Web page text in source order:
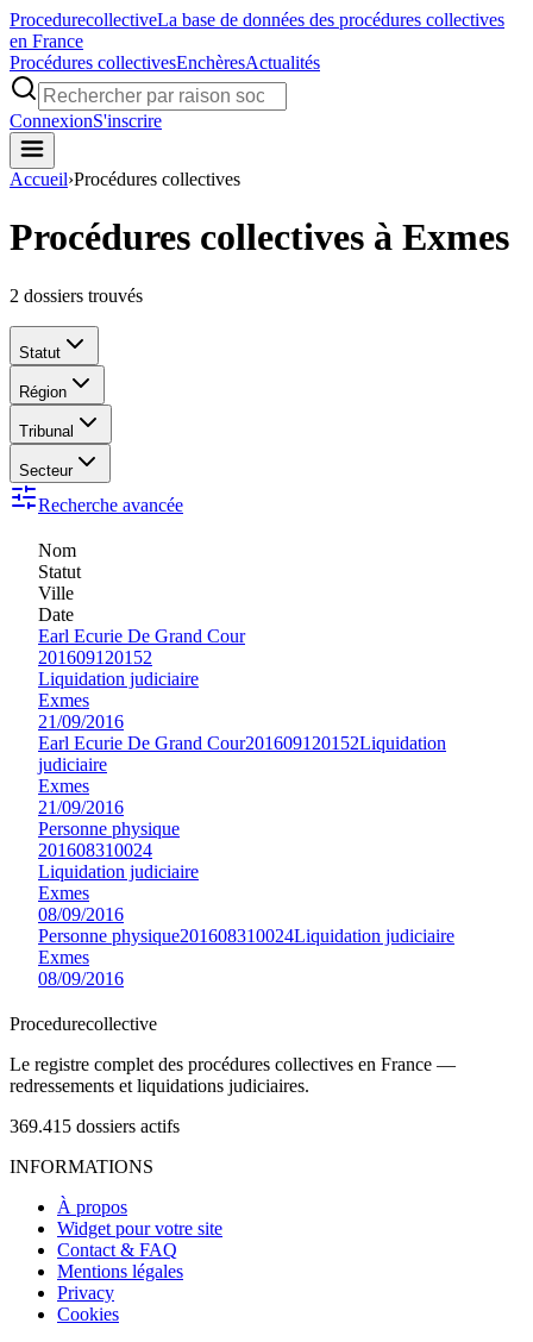
ProcedurecollectiveLa base de données des procédures collectives
en France
Procédures collectivesEnchèresActualités
ConnexionS'inscrire
Accueil›Procédures collectives
Procédures collectives à Exmes
2 dossiers trouvés
Statut
Région
Tribunal
Secteur
Recherche avancée
Nom
Statut
Ville
Date
Earl Ecurie De Grand Cour
201609120152
Liquidation judiciaire
Exmes
21/09/2016
Earl Ecurie De Grand Cour201609120152Liquidation
judiciaire
Exmes
21/09/2016
Personne physique
201608310024
Liquidation judiciaire
Exmes
08/09/2016
Personne physique201608310024Liquidation judiciaire
Exmes
08/09/2016
Procedurecollective
Le registre complet des procédures collectives en France —
redressements et liquidations judiciaires.
369.415 dossiers actifs
INFORMATIONS
À propos
Widget pour votre site
Contact & FAQ
Mentions légales
Privacy
Cookies